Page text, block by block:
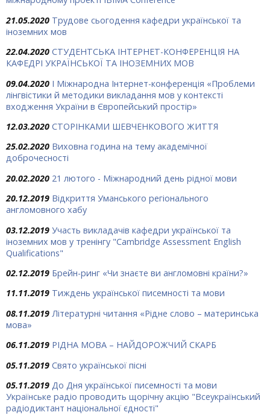
21.05.2020 Трудове сьогодення кафедри української та
іноземних мов
22.04.2020 СТУДЕНТСЬКА ІНТЕРНЕТ-КОНФЕРЕНЦІЯ НА
КАФЕДРІ УКРАЇНСЬКОЇ ТА ІНОЗЕМНИХ МОВ
09.04.2020 I Міжнародна Інтернет-конференція «Проблеми
лінгвістики й методики викладання мов у контексті
входження України в Європейський простір»
12.03.2020 СТОРІНКАМИ ШЕВЧЕНКОВОГО ЖИТТЯ
25.02.2020 Виховна година на тему академічної
доброчесності
20.02.2020 21 лютого - Міжнародний день рідної мови
20.12.2019 Відкриття Уманського регіонального
англомовного хабу
03.12.2019 Участь викладачів кафедри української та
іноземних мов у тренінгу "Cambridge Assessment English
Qualifications"
02.12.2019 Брейн-ринг «Чи знаєте ви англомовні країни?»
11.11.2019 Тиждень української писемності та мови
08.11.2019 Літературні читання «Рідне слово – материнська
мова»
06.11.2019 РІДНА МОВА – НАЙДОРОЖЧИЙ СКАРБ
05.11.2019 Свято української пісні
05.11.2019 До Дня української писемності та мови
Українське радіо проводить щорічну акцію "Всеукраїнський
радіодиктант національної єдності"